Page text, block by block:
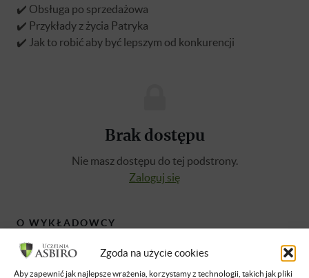
Zgoda na użycie cookies
Aby zapewnić jak najlepsze wrażenia, korzystamy z technologii, takich jak pliki
✔️ Obsługa po sprzedażowa
✔️ Przykłady z życia Patryka
✔️ Jak to robić aby być lepszym od konkurencji
Brak dostępu
Nie masz dostępu do tej podstrony.
Zaloguj się
O WYKŁADOWCY
Patrik Kowalczyk